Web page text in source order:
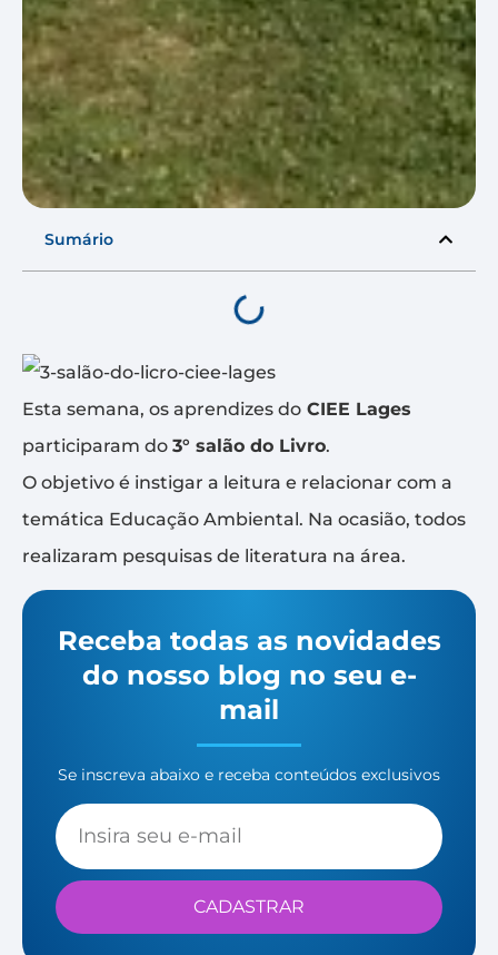
Sumário
Esta semana, os aprendizes do CIEE Lages
participaram do 3° salão do Livro.
O objetivo é instigar a leitura e relacionar com a
temática Educação Ambiental. Na ocasião, todos
realizaram pesquisas de literatura na área.
Receba todas as novidades
do nosso blog no seu e-
mail
Se inscreva abaixo e receba conteúdos exclusivos
CADASTRAR